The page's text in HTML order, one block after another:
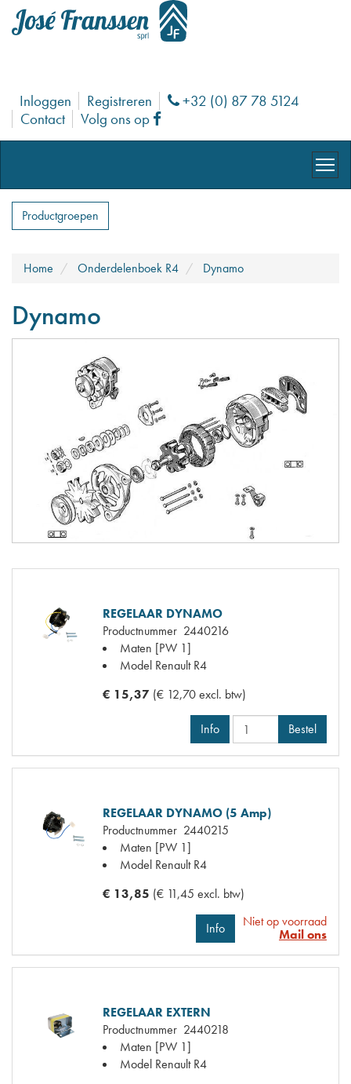
Inloggen Registreren Phone
+32 (0) 87 78 5124
Contact
Volg ons op Facebook
Productgroepen
Home Onderdelenboek R4 Dynamo
Dynamo
REGELAAR DYNAMO
Productnummer 2440216
Maten [PW 1]
Model Renault R4
€ 15,37 (€ 12,70 excl. btw)
Info Bestel
REGELAAR DYNAMO (5 Amp)
Productnummer 2440215
Maten [PW 1]
Model Renault R4
€ 13,85 (€ 11,45 excl. btw)
Info
Niet op voorraad
Mail ons
REGELAAR EXTERN
Productnummer 2440218
Maten [PW 1]
Model Renault R4